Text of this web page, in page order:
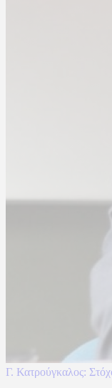
Γ. Κατρούγκαλος: